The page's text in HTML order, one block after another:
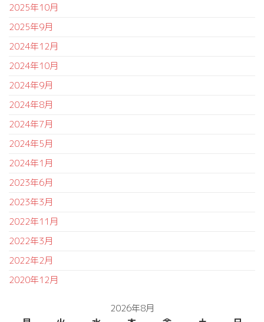
2025年10月
2025年9月
2024年12月
2024年10月
2024年9月
2024年8月
2024年7月
2024年5月
2024年1月
2023年6月
2023年3月
2022年11月
2022年3月
2022年2月
2020年12月
2026年8月